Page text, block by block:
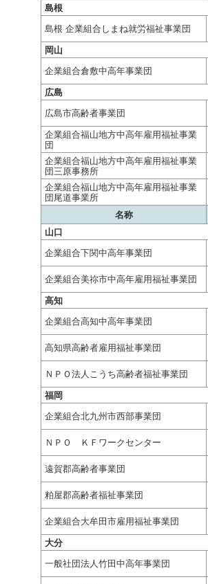
島根
島根 企業組合しまね就労福祉事業団
岡山
企業組合倉敷中高年事業団
広島
広島市高齢者事業団
企業組合福山地方中高年雇用福祉事業
団
企業組合福山地方中高年雇用福祉事業
団三原事務所
企業組合福山地方中高年雇用福祉事業
団尾道事業所
名称
山口
企業組合下関中高年事業団
企業組合美祢市中高年雇用福祉事業団
高知
企業組合高知中高年事業団
高知県高齢者雇用福祉事業団
ＮＰＯ法人こうち高齢者福祉事業団
福岡
企業組合北九州市西部事業団
ＮＰＯ ＫＦワークセンター
遠賀郡高齢者事業団
粕屋郡高齢者福祉事業団
企業組合大牟田市雇用福祉事業団
大分
一般社団法人竹田中高年事業団